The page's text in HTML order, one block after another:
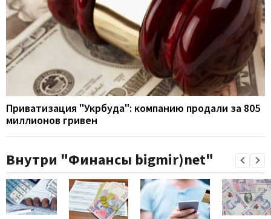
Приватизация "Укрбуда": компанию продали за 805
миллионов гривен
Внутри "Финансы bigmir)net"